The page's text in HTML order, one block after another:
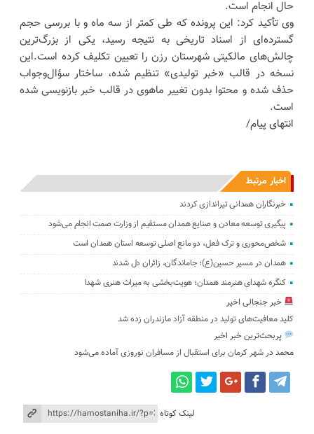
حال انجام است.
وی تأکید کرد: این پرونده که طی کمتر از سه ماه و با بررسی حجم
گسترده‌ای از اسناد تاریخی به نتیجه رسید، یکی از بزرگ‌ترین
چالش‌های مالکیتی شهرستان رزن را تعیین تکلیف کرده است.این
نسخه در قالب «خبر تولیدی» تنظیم شده، ساختار سؤال‌وجواب
حذف شده و محتوا بدون تغییر ماهوی در قالب خبر بازنویسی شده
است.
انتهای پیام/
اخبار مرتبط
خبرنگاران همدانی تیراندازی کردند
پیگیری توسعه معادن و صنایع همدان مستقیم از وزارت صمت انجام می‌شود
شخص‌محوری و ترک فعل، دو مانع اصلی توسعه استان همدان است
همدان در مسیر حسین(ع)؛ جاماندگان، زائران دل شدند
کنگره شهدای هنرمند همدان؛ هویت‌بخشی به میراث هنری شهدا
خبر جنجالی اخیر
کلید معافیت‌های تولید در منطقه آزاد مازندران زده شد
پربحث‌ترین خبر اخیر
محمد درشهر کرمان برای استقبال از مسافران نوروزی آماده می‌شود
لینک کوتاه